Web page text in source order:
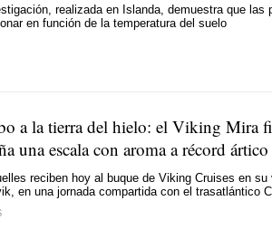
realizada en Islanda, demuestra que las
en función de la temperatura del suelo
a la tierra del hielo: el Viking Mira
una escala con aroma a récord ártico
reciben hoy al buque de Viking Cruises en
en una jornada compartida con el trasatlántico